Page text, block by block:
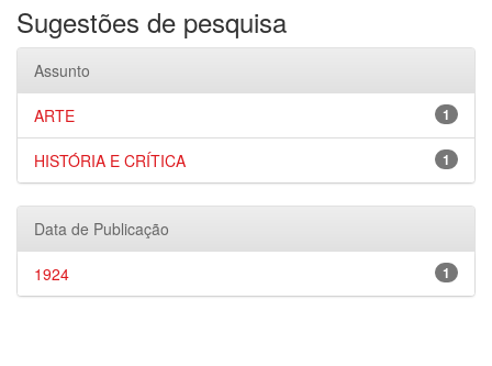
Sugestões de pesquisa
Assunto
1
ARTE
1
HISTÓRIA E CRÍTICA
Data de Publicação
1
1924